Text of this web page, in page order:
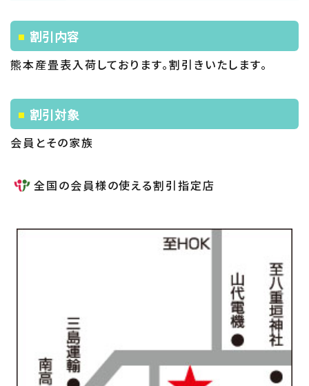
割引内容
熊本産畳表入荷しております。割引きいたします。
割引対象
会員とその家族
全国の会員様の使える割引指定店